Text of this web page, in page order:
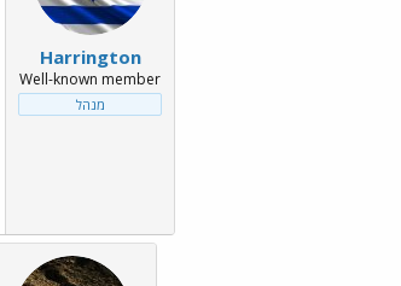
Harrington
Well-known member
מנהל